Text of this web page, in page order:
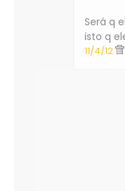
Será q
isto q
11/4/12